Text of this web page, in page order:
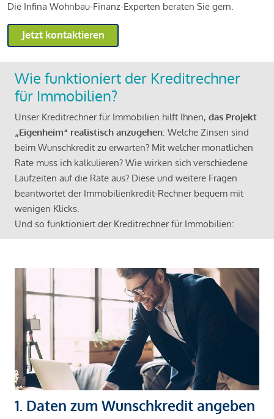
Die Infina Wohnbau-Finanz-Experten beraten Sie gern.
Jetzt kontaktieren
Wie funktioniert der Kreditrechner
für Immobilien?
Unser Kreditrechner für Immobilien hilft Ihnen, das Projekt
„Eigenheim“ realistisch anzugehen: Welche Zinsen sind
beim Wunschkredit zu erwarten? Mit welcher monatlichen
Rate muss ich kalkulieren? Wie wirken sich verschiedene
Laufzeiten auf die Rate aus? Diese und weitere Fragen
beantwortet der Immobilienkredit-Rechner bequem mit
wenigen Klicks.
Und so funktioniert der Kreditrechner für Immobilien:
1. Daten zum Wunschkredit angeben